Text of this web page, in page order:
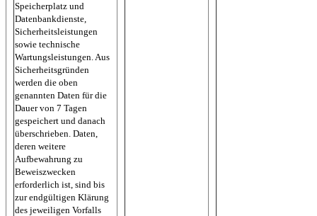
Speicherplatz und
Datenbankdienste,
Sicherheitsleistungen
sowie technische
Wartungsleistungen. Aus
Sicherheitsgründen
werden die oben
genannten Daten für die
Dauer von 7 Tagen
gespeichert und danach
überschrieben. Daten,
deren weitere
Aufbewahrung zu
Beweiszwecken
erforderlich ist, sind bis
zur endgültigen Klärung
des jeweiligen Vorfalls